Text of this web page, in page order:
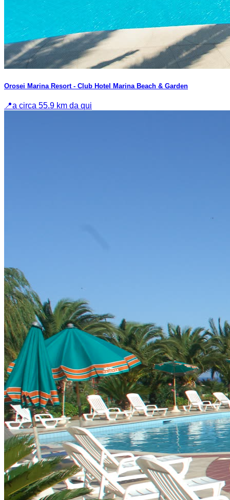
Orosei Marina Resort - Club Hotel Marina Beach & Garden
📍a circa 55.9 km da qui